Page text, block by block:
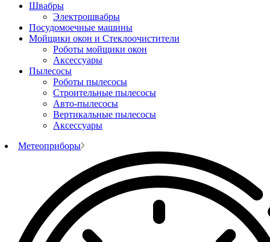
Швабры
Электрошвабры
Посудомоечные машины
Мойщики окон и Стеклоочистители
Роботы мойщики окон
Аксессуары
Пылесосы
Роботы пылесосы
Строительные пылесосы
Авто-пылесосы
Вертикальные пылесосы
Аксессуары
Метеоприборы